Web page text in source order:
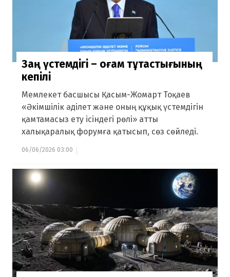
Заң үстемдігі – қоғам тұтастығының
кепілі
Мемлекет басшысы Қасым-Жомарт Тоқаев
«Әкімшілік әділет және оның құқық үстемдігін
қамтамасыз ету ісіндегі рөлі» атты
халықаралық форумға қатысып, сөз сөйледі.
06/06/2026 03:00